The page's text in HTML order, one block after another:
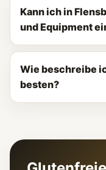
Kann ich in
und Equipment
Wie beschreibe
besten?